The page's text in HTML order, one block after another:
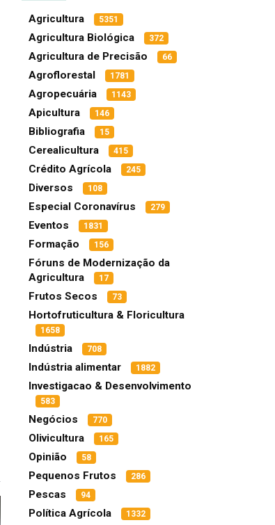
Agricultura 5351
Agricultura Biológica 372
Agricultura de Precisão 66
Agroflorestal 1781
Agropecuária 1143
Apicultura 146
Bibliografia 15
Cerealicultura 415
Crédito Agrícola 245
Diversos 108
Especial Coronavírus 279
Eventos 1831
Formação 156
Fóruns de Modernização da
Agricultura
17
Frutos Secos 73
Hortofruticultura & Floricultura
1658
Indústria 708
Indústria alimentar 1882
Investigacao & Desenvolvimento
583
Negócios 770
Olivicultura 165
Opinião 58
Pequenos Frutos 286
Pescas 94
Política Agrícola 1332